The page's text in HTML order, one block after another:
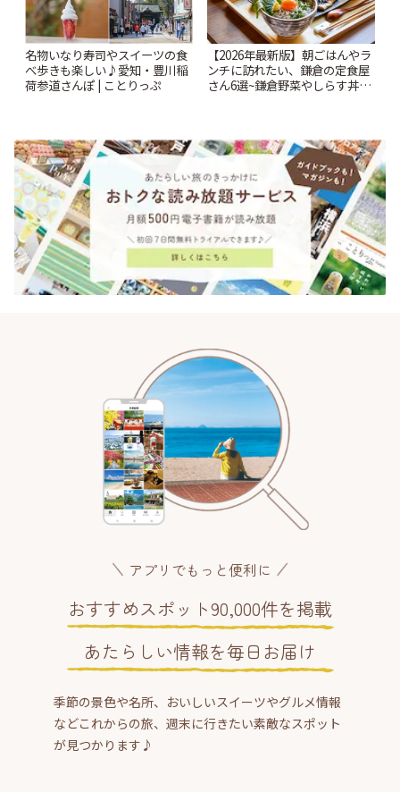
名物いなり寿司やスイーツの食
べ歩きも楽しい♪愛知・豊川稲
荷参道さんぽ | ことりっぷ
【2026年最新版】朝ごはんやラ
ンチに訪れたい、鎌倉の定食屋
さん6選~鎌倉野菜やしらす丼な
アプリでもっと便利に
おすすめスポット90,000件を掲載
あたらしい情報を毎日お届け
季節の景色や名所、おいしいスイーツやグルメ情報
などこれからの旅、週末に行きたい素敵なスポット
が見つかります♪